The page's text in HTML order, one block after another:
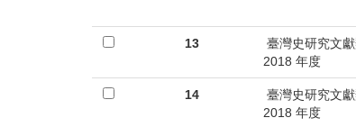
13
臺灣史研究文獻
2018 年度
14
臺灣史研究文獻
2018 年度